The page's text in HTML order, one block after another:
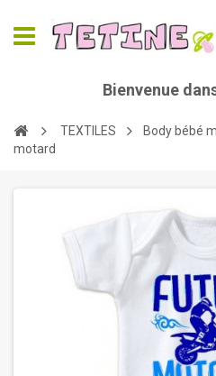
Bienvenue
TEXTILES Body bébé
motard